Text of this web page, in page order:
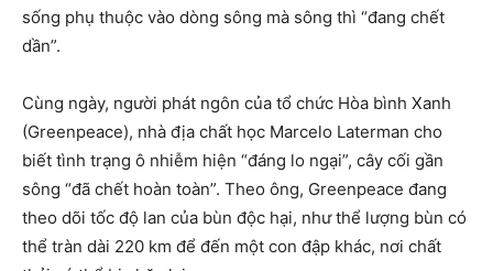
sống phụ thuộc vào dòng sông mà sông thì “đang chết
dần”.
Cùng ngày, người phát ngôn của tổ chức Hòa bình Xanh
(Greenpeace), nhà địa chất học Marcelo Laterman cho
biết tình trạng ô nhiễm hiện “đáng lo ngại”, cây cối gần
sông “đã chết hoàn toàn”. Theo ông, Greenpeace đang
theo dõi tốc độ lan của bùn độc hại, như thể lượng bùn có
thể tràn dài 220 km để đến một con đập khác, nơi chất